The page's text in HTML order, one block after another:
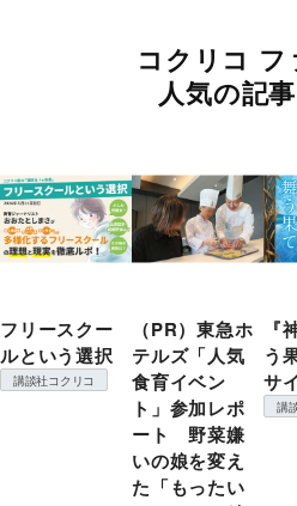
コクリコ フ
人気の記
フリースクー
ルという選択
講談社コクリコ
（PR）東急ホ
テルズ「人気
食育イベン
ト」参加レポ
ート 野菜嫌
いの娘を変え
た「もったい
『
う
サ
講